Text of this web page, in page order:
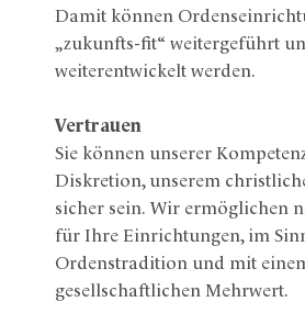
Damit können
„zukunfts-fit“ weitergeführt
weiterentwickelt werden.
Vertrauen
Sie können unserer
Diskretion, unserem
sicher sein. Wir ermöglichen
für Ihre Einrichtungen, im
Ordenstradition und mit
gesellschaftlichen Mehrwert.